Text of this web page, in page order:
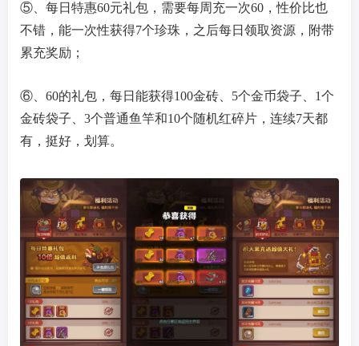
⑤、每日特惠60元礼包，需要每周充一次60，性价比也
不错，能一次性获得7个珍珠，之后每日领取资源，附带
累充奖励；
⑥、60的礼包，每日能获得100金砖、5个金币袋子、1个
金砖袋子、3个普通鱼竿和10个随机红碎片，连续7天都
有，挺好，划算。